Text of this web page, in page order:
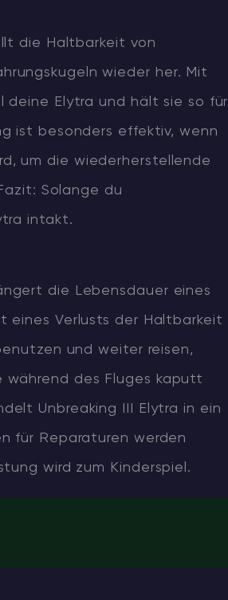
die Haltbarkeit von
wieder her. Mit
deine Elytra und hält sie so für
ist besonders effektiv, wenn
um die wiederherstellende
Solange du
intakt.
die Lebensdauer eines
eines Verlusts der Haltbarkeit
und weiter reisen,
während des Fluges kaputt
Unbreaking III Elytra in ein
für Reparaturen werden
wird zum Kinderspiel.